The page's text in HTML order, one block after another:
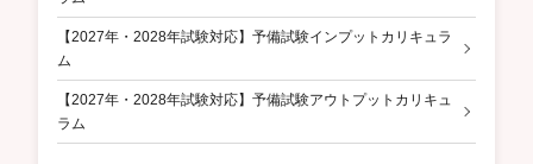
【2027年・2028年試験対応】予備試験インプットカリキュラ
ム
【2027年・2028年試験対応】予備試験アウトプットカリキュ
ラム